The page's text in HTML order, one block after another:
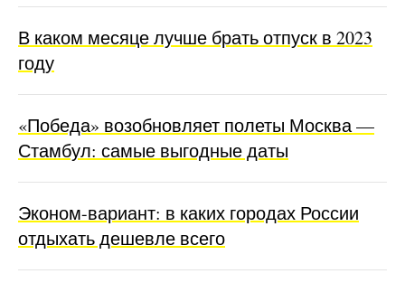
В каком месяце лучше брать отпуск в 2023
году
«Победа» возобновляет полеты Москва —
Стамбул: самые выгодные даты
Эконом-вариант: в каких городах России
отдыхать дешевле всего